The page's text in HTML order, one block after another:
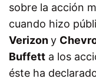
sobre la acción
cuando hizo
Verizony
Buffett a los
éste ha